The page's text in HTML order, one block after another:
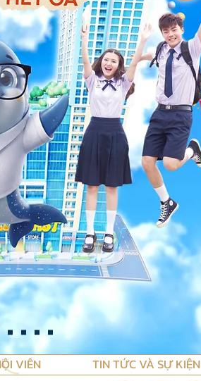
VIÊN TIN TỨC VÀ SỰ KIỆN